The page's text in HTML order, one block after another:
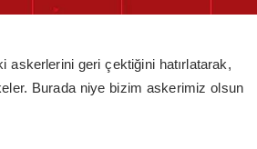
askerlerini geri çektiğini hatırlatarak,
Burada niye bizim askerimiz olsun